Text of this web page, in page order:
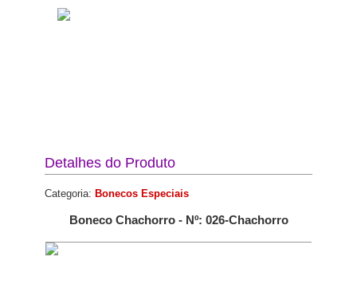
Detalhes do Produto
Categoria: Bonecos Especiais
Boneco Chachorro - Nº: 026-Chachorro